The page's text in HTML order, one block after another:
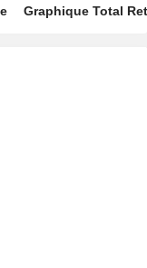
Graphique Total